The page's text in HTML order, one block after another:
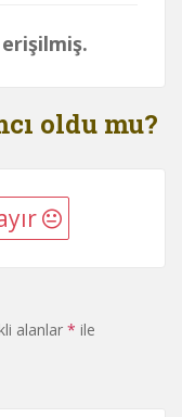
oldu mu?
alanlar * ile